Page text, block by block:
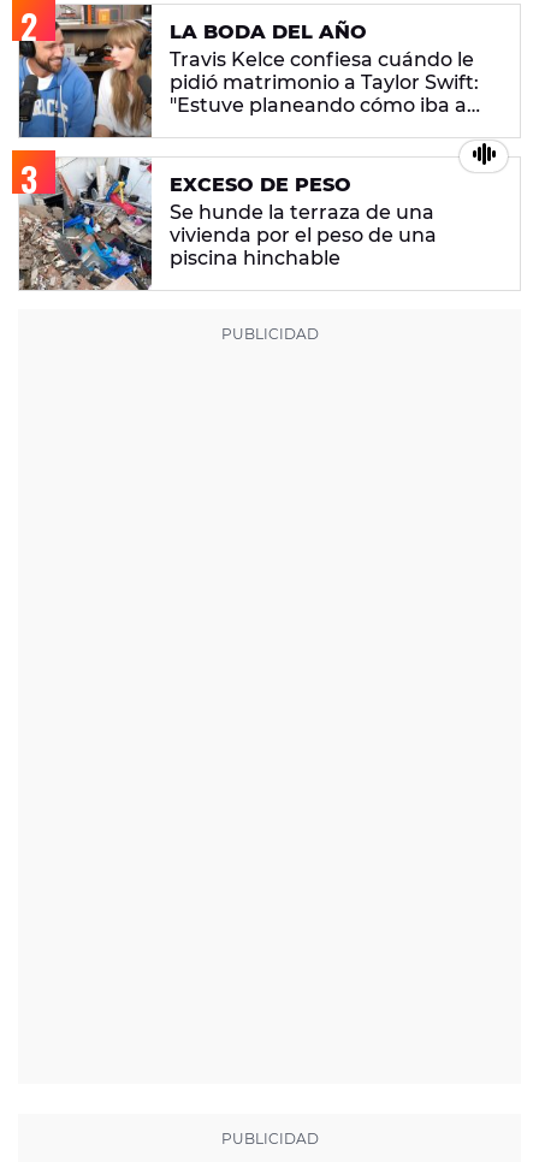
LA BODA DEL AÑO
Travis Kelce confiesa cuándo le
pidió matrimonio a Taylor Swift:
"Estuve planeando cómo iba a
conmigo"
EXCESO DE PESO
Se hunde la terraza de una
vivienda por el peso de una
piscina hinchable